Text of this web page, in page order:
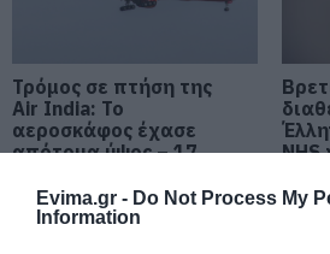
Evima.gr - Do Not Process My
Information
του Σωτήρος – Πως θα κάνετε το
τέλειο μαγείρεμα
06.08.2026 | 20:20
τη ζωή ο 37χρονος που είχε
τροχαίο με αγριογούρουνο
Τρόμος σε πτήση της
Air India: Το
αεροσκάφος έχασε
απότομα ύψος – 17
NHS